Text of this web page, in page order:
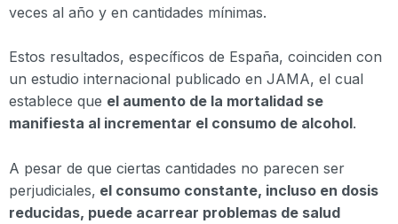
veces al año y en cantidades mínimas.
Estos resultados, específicos de España, coinciden con
un estudio internacional publicado en JAMA, el cual
establece que el aumento de la mortalidad se
manifiesta al incrementar el consumo de alcohol.
A pesar de que ciertas cantidades no parecen ser
perjudiciales, el consumo constante, incluso en dosis
reducidas, puede acarrear problemas de salud